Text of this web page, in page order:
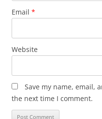
Email *
Website
Save my name, email,
the next time I comment.